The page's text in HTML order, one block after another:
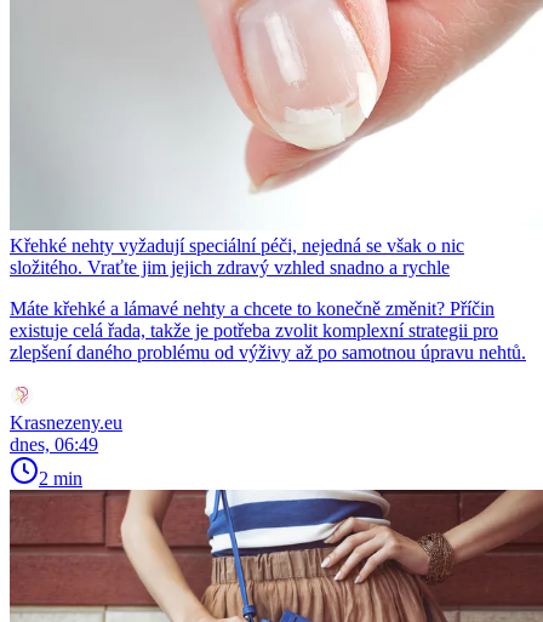
Křehké nehty vyžadují speciální péči, nejedná se však o nic
složitého. Vraťte jim jejich zdravý vzhled snadno a rychle
Máte křehké a lámavé nehty a chcete to konečně změnit? Příčin
existuje celá řada, takže je potřeba zvolit komplexní strategii pro
zlepšení daného problému od výživy až po samotnou úpravu nehtů.
Krasnezeny.eu
dnes, 06:49
2 min